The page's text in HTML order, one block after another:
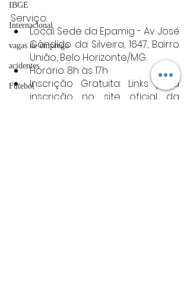
IBGE
Internacional
vagas de emprego
acidentes
Futebol
Serviço:
Local: Sede da Epamig - Av. José
Cândido da Silveira, 1647, Bairro
União, Belo Horizonte/MG.
Horário: 8h às 17h
Inscrição Gratuita: Links para
inscrição no site oficial da